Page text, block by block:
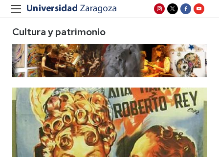
Cultura y patrimonio